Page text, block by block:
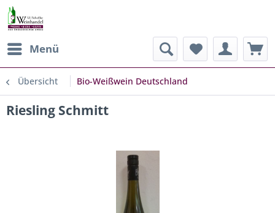
Menü
Übersicht Bio-Weißwein Deutschland
Riesling Schmitt